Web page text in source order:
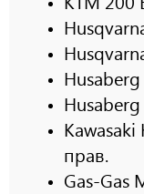
прав.
Gas-Gas